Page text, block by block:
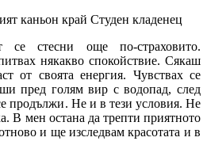
се стесни още по-страховито.
някакво спокойствие. Сякаш
от своята енергия. Чувствах се
пред голям вир с водопад, след
продължи. Не и в тези условия. Не
В мен остана да трепти приятното
и ще изследвам красотата и в